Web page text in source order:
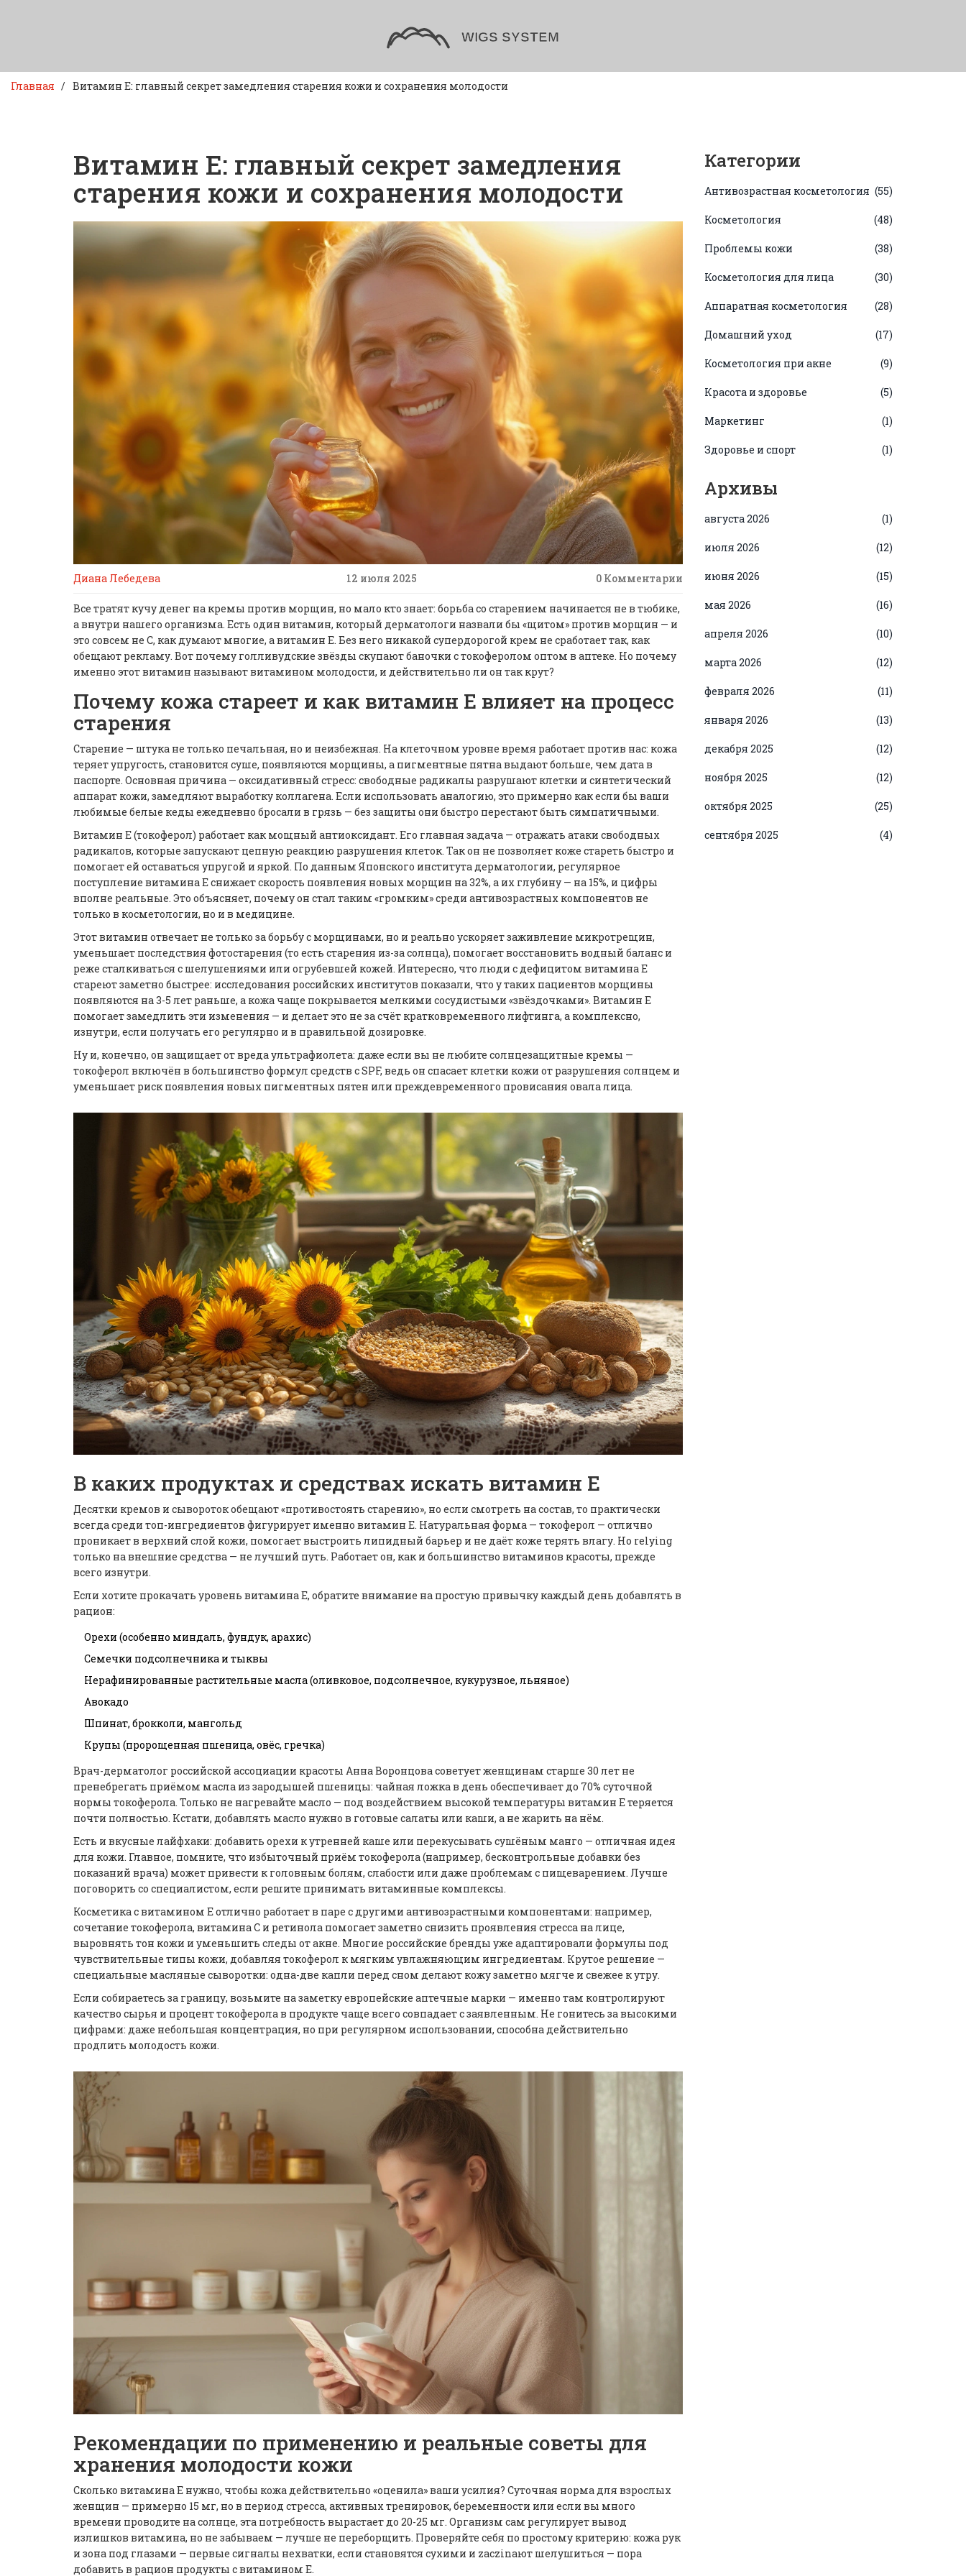
Главная Витамин Е: главный секрет замедления старения кожи и сохранения молодости
Витамин Е: главный секрет замедления
старения кожи и сохранения молодости
Диана Лебедева 12 июля 2025 0 Комментарии
Все тратят кучу денег на кремы против морщин, но мало кто знает: борьба со старением начинается не в тюбике,
а внутри нашего организма. Есть один витамин, который дерматологи назвали бы «щитом» против морщин — и
это совсем не С, как думают многие, а витамин Е. Без него никакой супердорогой крем не сработает так, как
обещают рекламу. Вот почему голливудские звёзды скупают баночки с токоферолом оптом в аптеке. Но почему
именно этот витамин называют витамином молодости, и действительно ли он так крут?
Почему кожа стареет и как витамин Е влияет на процесс
старения
Старение — штука не только печальная, но и неизбежная. На клеточном уровне время работает против нас: кожа
теряет упругость, становится суше, появляются морщины, а пигментные пятна выдают больше, чем дата в
паспорте. Основная причина — оксидативный стресс: свободные радикалы разрушают клетки и синтетический
аппарат кожи, замедляют выработку коллагена. Если использовать аналогию, это примерно как если бы ваши
любимые белые кеды ежедневно бросали в грязь — без защиты они быстро перестают быть симпатичными.
Витамин Е (токоферол) работает как мощный антиоксидант. Его главная задача — отражать атаки свободных
радикалов, которые запускают цепную реакцию разрушения клеток. Так он не позволяет коже стареть быстро и
помогает ей оставаться упругой и яркой. По данным Японского института дерматологии, регулярное
поступление витамина Е снижает скорость появления новых морщин на 32%, а их глубину — на 15%, и цифры
вполне реальные. Это объясняет, почему он стал таким «громким» среди антивозрастных компонентов не
только в косметологии, но и в медицине.
Этот витамин отвечает не только за борьбу с морщинами, но и реально ускоряет заживление микротрещин,
уменьшает последствия фотостарения (то есть старения из-за солнца), помогает восстановить водный баланс и
реже сталкиваться с шелушениями или огрубевшей кожей. Интересно, что люди с дефицитом витамина Е
стареют заметно быстрее: исследования российских институтов показали, что у таких пациентов морщины
появляются на 3-5 лет раньше, а кожа чаще покрывается мелкими сосудистыми «звёздочками». Витамин Е
помогает замедлить эти изменения — и делает это не за счёт кратковременного лифтинга, а комплексно,
изнутри, если получать его регулярно и в правильной дозировке.
Ну и, конечно, он защищает от вреда ультрафиолета: даже если вы не любите солнцезащитные кремы —
токоферол включён в большинство формул средств с SPF, ведь он спасает клетки кожи от разрушения солнцем и
уменьшает риск появления новых пигментных пятен или преждевременного провисания овала лица.
В каких продуктах и средствах искать витамин Е
Десятки кремов и сывороток обещают «противостоять старению», но если смотреть на состав, то практически
всегда среди топ-ингредиентов фигурирует именно витамин Е. Натуральная форма — токоферол — отлично
проникает в верхний слой кожи, помогает выстроить липидный барьер и не даёт коже терять влагу. Но relying
только на внешние средства — не лучший путь. Работает он, как и большинство витаминов красоты, прежде
всего изнутри.
Если хотите прокачать уровень витамина Е, обратите внимание на простую привычку каждый день добавлять в
рацион:
Орехи (особенно миндаль, фундук, арахис)
Семечки подсолнечника и тыквы
Нерафинированные растительные масла (оливковое, подсолнечное, кукурузное, льняное)
Авокадо
Шпинат, брокколи, мангольд
Крупы (пророщенная пшеница, овёс, гречка)
Врач-дерматолог российской ассоциации красоты Анна Воронцова советует женщинам старше 30 лет не
пренебрегать приёмом масла из зародышей пшеницы: чайная ложка в день обеспечивает до 70% суточной
нормы токоферола. Только не нагревайте масло — под воздействием высокой температуры витамин Е теряется
почти полностью. Кстати, добавлять масло нужно в готовые салаты или каши, а не жарить на нём.
Есть и вкусные лайфхаки: добавить орехи к утренней каше или перекусывать сушёным манго — отличная идея
для кожи. Главное, помните, что избыточный приём токоферола (например, бесконтрольные добавки без
показаний врача) может привести к головным болям, слабости или даже проблемам с пищеварением. Лучше
поговорить со специалистом, если решите принимать витаминные комплексы.
Косметика с витамином Е отлично работает в паре с другими антивозрастными компонентами: например,
сочетание токоферола, витамина С и ретинола помогает заметно снизить проявления стресса на лице,
выровнять тон кожи и уменьшить следы от акне. Многие российские бренды уже адаптировали формулы под
чувствительные типы кожи, добавляя токоферол к мягким увлажняющим ингредиентам. Крутое решение —
специальные масляные сыворотки: одна-две капли перед сном делают кожу заметно мягче и свежее к утру.
Если собираетесь за границу, возьмите на заметку европейские аптечные марки — именно там контролируют
качество сырья и процент токоферола в продукте чаще всего совпадает с заявленным. Не гонитесь за высокими
цифрами: даже небольшая концентрация, но при регулярном использовании, способна действительно
продлить молодость кожи.
Рекомендации по применению и реальные советы для
хранения молодости кожи
Сколько витамина Е нужно, чтобы кожа действительно «оценила» ваши усилия? Суточная норма для взрослых
женщин — примерно 15 мг, но в период стресса, активных тренировок, беременности или если вы много
времени проводите на солнце, эта потребность вырастает до 20-25 мг. Организм сам регулирует вывод
излишков витамина, но не забываем — лучше не переборщить. Проверяйте себя по простому критерию: кожа рук
и зона под глазами — первые сигналы нехватки, если становятся сухими и zaczinaют шелушиться — пора
добавить в рацион продукты с витамином Е.
Категории
Антивозрастная косметология (55)
Косметология (48)
Проблемы кожи (38)
Косметология для лица (30)
Аппаратная косметология (28)
Домашний уход (17)
Косметология при акне (9)
Красота и здоровье (5)
Маркетинг (1)
Здоровье и спорт (1)
Архивы
августа 2026 (1)
июля 2026 (12)
июня 2026 (15)
мая 2026 (16)
апреля 2026 (10)
марта 2026 (12)
февраля 2026 (11)
января 2026 (13)
декабря 2025 (12)
ноября 2025 (12)
октября 2025 (25)
сентября 2025 (4)